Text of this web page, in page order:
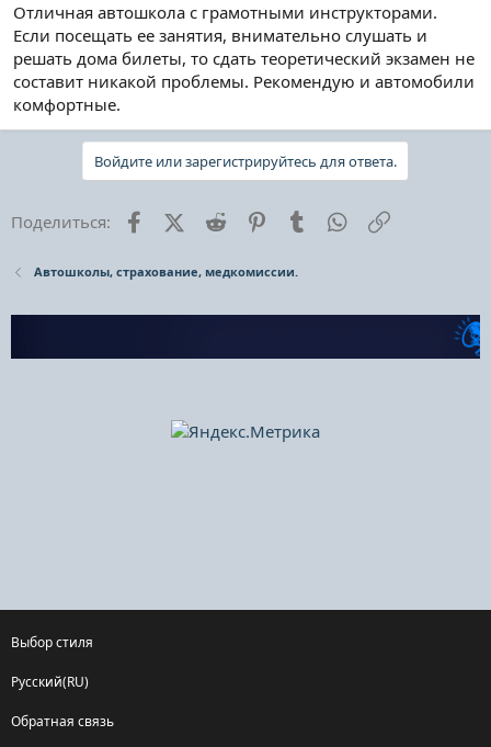
Отличная автошкола с грамотными инструкторами.
Если посещать ее занятия, внимательно слушать и
решать дома билеты, то сдать теоретический экзамен не
составит никакой проблемы. Рекомендую и автомобили
комфортные.
Войдите или зарегистрируйтесь для ответа.
Поделиться: FacebookX (Twitter)
Reddit PinterestTumblr WhatsApp
Автошколы, страхование, медкомиссии.
Выбор стиля
Русский(RU)
Обратная связь